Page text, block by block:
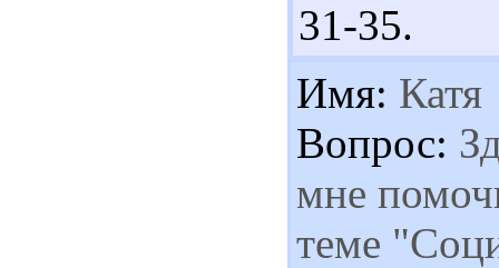
31-35.
Имя: Катя
Вопрос:
мне
теме